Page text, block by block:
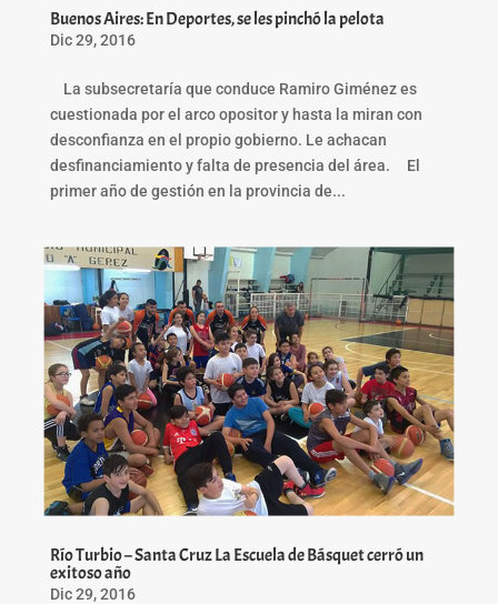
Buenos Aires: En Deportes, se les pinchó la pelota
Dic 29, 2016
La subsecretaría que conduce Ramiro Giménez es
cuestionada por el arco opositor y hasta la miran con
desconfianza en el propio gobierno. Le achacan
desfinanciamiento y falta de presencia del área. El
primer año de gestión en la provincia de...
Río Turbio – Santa Cruz La Escuela de Básquet cerró un
exitoso año
Dic 29, 2016